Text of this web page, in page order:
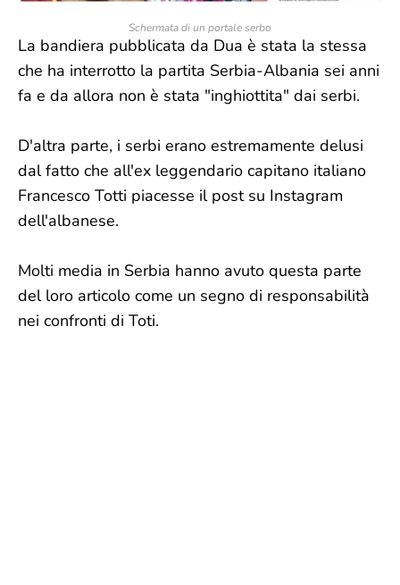
Schermata di un portale serbo
La bandiera pubblicata da Dua è stata la stessa
che ha interrotto la partita Serbia-Albania sei anni
fa e da allora non è stata "inghiottita" dai serbi.
D'altra parte, i serbi erano estremamente delusi
dal fatto che all'ex leggendario capitano italiano
Francesco Totti piacesse il post su Instagram
dell'albanese.
Molti media in Serbia hanno avuto questa parte
del loro articolo come un segno di responsabilità
nei confronti di Toti.